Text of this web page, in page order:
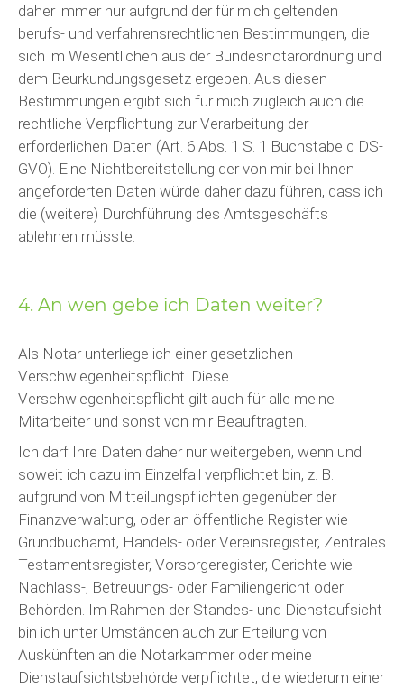
daher immer nur aufgrund der für mich geltenden
berufs- und verfahrensrechtlichen Bestimmungen, die
sich im Wesentlichen aus der Bundesnotarordnung und
dem Beurkundungsgesetz ergeben. Aus diesen
Bestimmungen ergibt sich für mich zugleich auch die
rechtliche Verpflichtung zur Verarbeitung der
erforderlichen Daten (Art. 6 Abs. 1 S. 1 Buchstabe c DS-
GVO). Eine Nichtbereitstellung der von mir bei Ihnen
angeforderten Daten würde daher dazu führen, dass ich
die (weitere) Durchführung des Amtsgeschäfts
ablehnen müsste.
4. An wen gebe ich Daten weiter?
Als Notar unterliege ich einer gesetzlichen
Verschwiegenheitspflicht. Diese
Verschwiegenheitspflicht gilt auch für alle meine
Mitarbeiter und sonst von mir Beauftragten.
Ich darf Ihre Daten daher nur weitergeben, wenn und
soweit ich dazu im Einzelfall verpflichtet bin, z. B.
aufgrund von Mitteilungspflichten gegenüber der
Finanzverwaltung, oder an öffentliche Register wie
Grundbuchamt, Handels- oder Vereinsregister, Zentrales
Testamentsregister, Vorsorgeregister, Gerichte wie
Nachlass-, Betreuungs- oder Familiengericht oder
Behörden. Im Rahmen der Standes- und Dienstaufsicht
bin ich unter Umständen auch zur Erteilung von
Auskünften an die Notarkammer oder meine
Dienstaufsichtsbehörde verpflichtet, die wiederum einer